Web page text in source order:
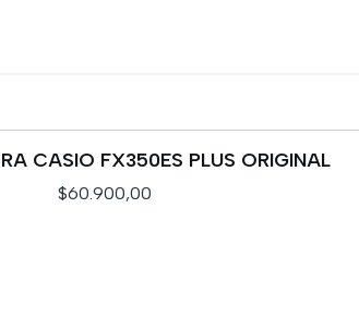
CASIO FX350ES PLUS ORIGINAL
$60.900,00